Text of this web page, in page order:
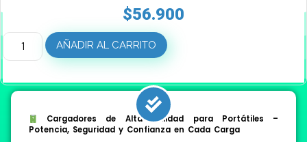
$56.900
AÑADIR AL CARRITO
Cargadores de Alta Calidad para Portátiles –
Potencia, Seguridad y Confianza en Cada Carga